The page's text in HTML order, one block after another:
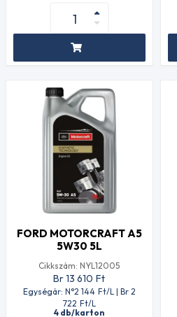
FORD MOTORCRAFT A5
5W30 5L
Cikkszám: NYL12005
Br 13 610 Ft
Egységár: N°2 144 Ft/L | Br 2
722 Ft/L
4 db/karton